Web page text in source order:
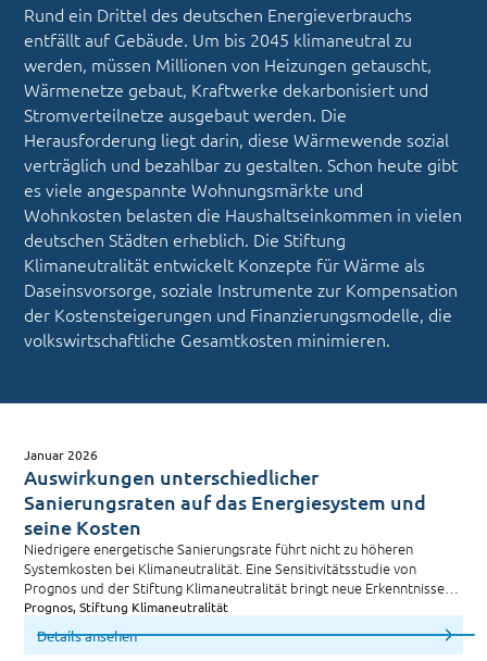
Rund ein Drittel des deutschen Energieverbrauchs
entfällt auf Gebäude. Um bis 2045 klimaneutral zu
werden, müssen Millionen von Heizungen getauscht,
Wärmenetze gebaut, Kraftwerke dekarbonisiert und
Stromverteilnetze ausgebaut werden. Die
Herausforderung liegt darin, diese Wärmewende sozial
verträglich und bezahlbar zu gestalten. Schon heute gibt
es viele angespannte Wohnungsmärkte und
Wohnkosten belasten die Haushaltseinkommen in vielen
deutschen Städten erheblich. Die Stiftung
Klimaneutralität entwickelt Konzepte für Wärme als
Daseinsvorsorge, soziale Instrumente zur Kompensation
der Kostensteigerungen und Finanzierungsmodelle, die
volkswirtschaftliche Gesamtkosten minimieren.
Januar 2026
Auswirkungen unterschiedlicher
Sanierungsraten auf das Energiesystem und
seine Kosten
Niedrigere energetische Sanierungsrate führt nicht zu höheren
Systemkosten bei Klimaneutralität. Eine Sensitivitätsstudie von
Prognos und der Stiftung Klimaneutralität bringt neue Erkenntnisse
für die Debatte um die Gebäudesanierung.
Prognos, Stiftung Klimaneutralität
Details ansehen